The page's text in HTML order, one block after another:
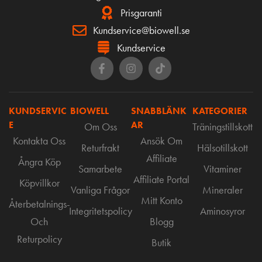
Prisgaranti
Kundservice@biowell.se
Kundservice
KUNDSERVIC
E
Kontakta Oss
Ångra Köp
Köpvillkor
Återbetalnings-
Och
Returpolicy
BIOWELL
Om Oss
Returfrakt
Samarbete
Vanliga Frågor
Integritetspolicy
SNABBLÄNK
AR
Ansök Om
Affiliate
Affiliate Portal
Mitt Konto
Blogg
Butik
KATEGORIER
Träningstillskott
Hälsotillskott
Vitaminer
Mineraler
Aminosyror